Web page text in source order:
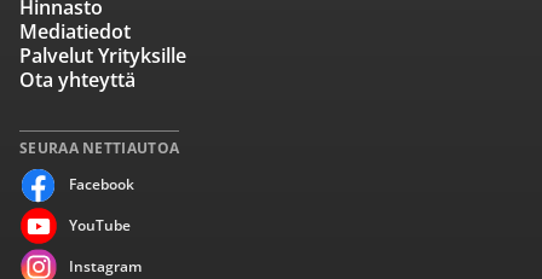
SEURAA NETTIAUTOA
Facebook
YouTube
Instagram
Hinnasto
Mediatiedot
Palvelut Yrityksille
Ota yhteyttä